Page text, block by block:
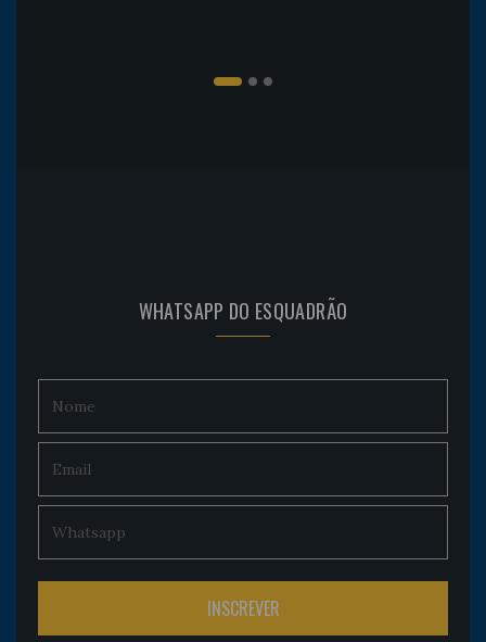
WHATSAPP DO ESQUADRÃO